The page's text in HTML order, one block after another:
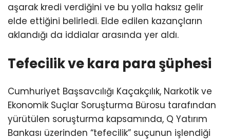
aşarak kredi verdiğini ve bu yolla haksız gelir
elde ettiğini belirledi. Elde edilen kazançların
aklandığı da iddialar arasında yer aldı.
Tefecilik ve kara para şüphesi
Cumhuriyet Başsavcılığı Kaçakçılık, Narkotik ve
Ekonomik Suçlar Soruşturma Bürosu tarafından
yürütülen soruşturma kapsamında, Q Yatırım
Bankası üzerinden “tefecilik” suçunun işlendiği